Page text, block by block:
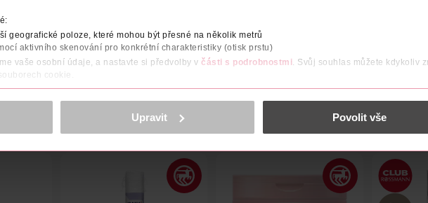
geografické poloze, které mohou být přesné na několik metrů
aktivního skenování pro konkrétní charakteristiky (otisk prstu)
vaše osobní údaje, a nastavte si předvolby v části s podrobnostmi. Svůj souhlas můžete kdykoliv
cookie.
a reklam, funkcí sociálních médií, analýze návštěvnosti, které mohou nést osobní údaje.
osobních údajů.
<
Upravit Povolit vše
podporu vašim prsům. Vykrojená záda. ComfortFlex Fit® - elastický materiál do
i svléknete. Bez rušivé vnitřní etikety. Vel. M.